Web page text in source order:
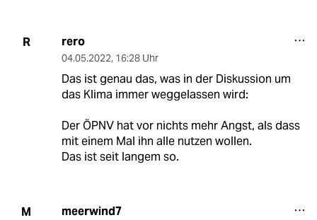
R rero
04.05.2022, 16:28 Uhr
Das ist genau das, was in der Diskussion um
das Klima immer weggelassen wird:
Der ÖPNV hat vor nichts mehr Angst, als dass
mit einem Mal ihn alle nutzen wollen.
Das ist seit langem so.
M meerwind7